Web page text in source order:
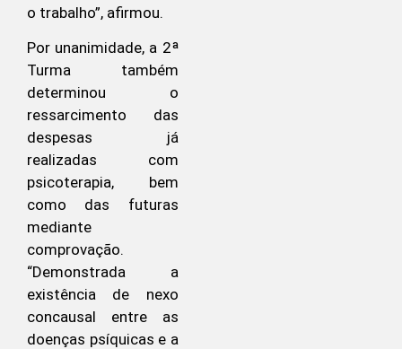
o trabalho”, afirmou.
Por unanimidade, a 2ª
Turma também
determinou o
ressarcimento das
despesas já
realizadas com
psicoterapia, bem
como das futuras
mediante
comprovação.
“Demonstrada a
existência de nexo
concausal entre as
doenças psíquicas e a